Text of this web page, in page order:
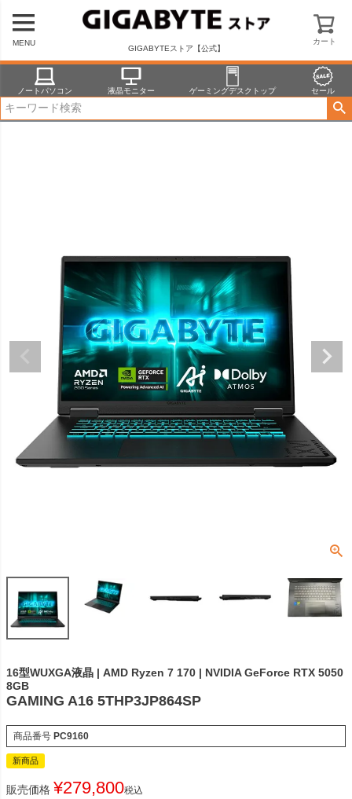
MENU
GIGABYTEストア【公式】
カート
ノートパソコン 液晶モニター ゲーミングデスクトップ セール
ノートパソコン
GAMING A16 5THP3JP864SP
HOME
ノートパソコン
GIGABYTE
GAMING A16 5THP3JP864SP
16型WUXGA液晶 | AMD Ryzen 7 170 | NVIDIA GeForce RTX 5050
8GB
GAMING A16 5THP3JP864SP
商品番号 PC9160
新商品
販売価格 ¥279,800税込